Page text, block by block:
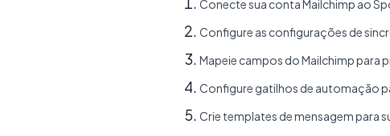
Conecte sua conta Mailchimp ao
Configure as configurações de
Mapeie campos do Mailchimp
Configure gatilhos de automação
Crie templates de mensagem para